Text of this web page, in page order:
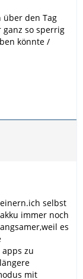
über den Tag
so sperrig
könnte /
selbst
immer noch
es
zu
mit